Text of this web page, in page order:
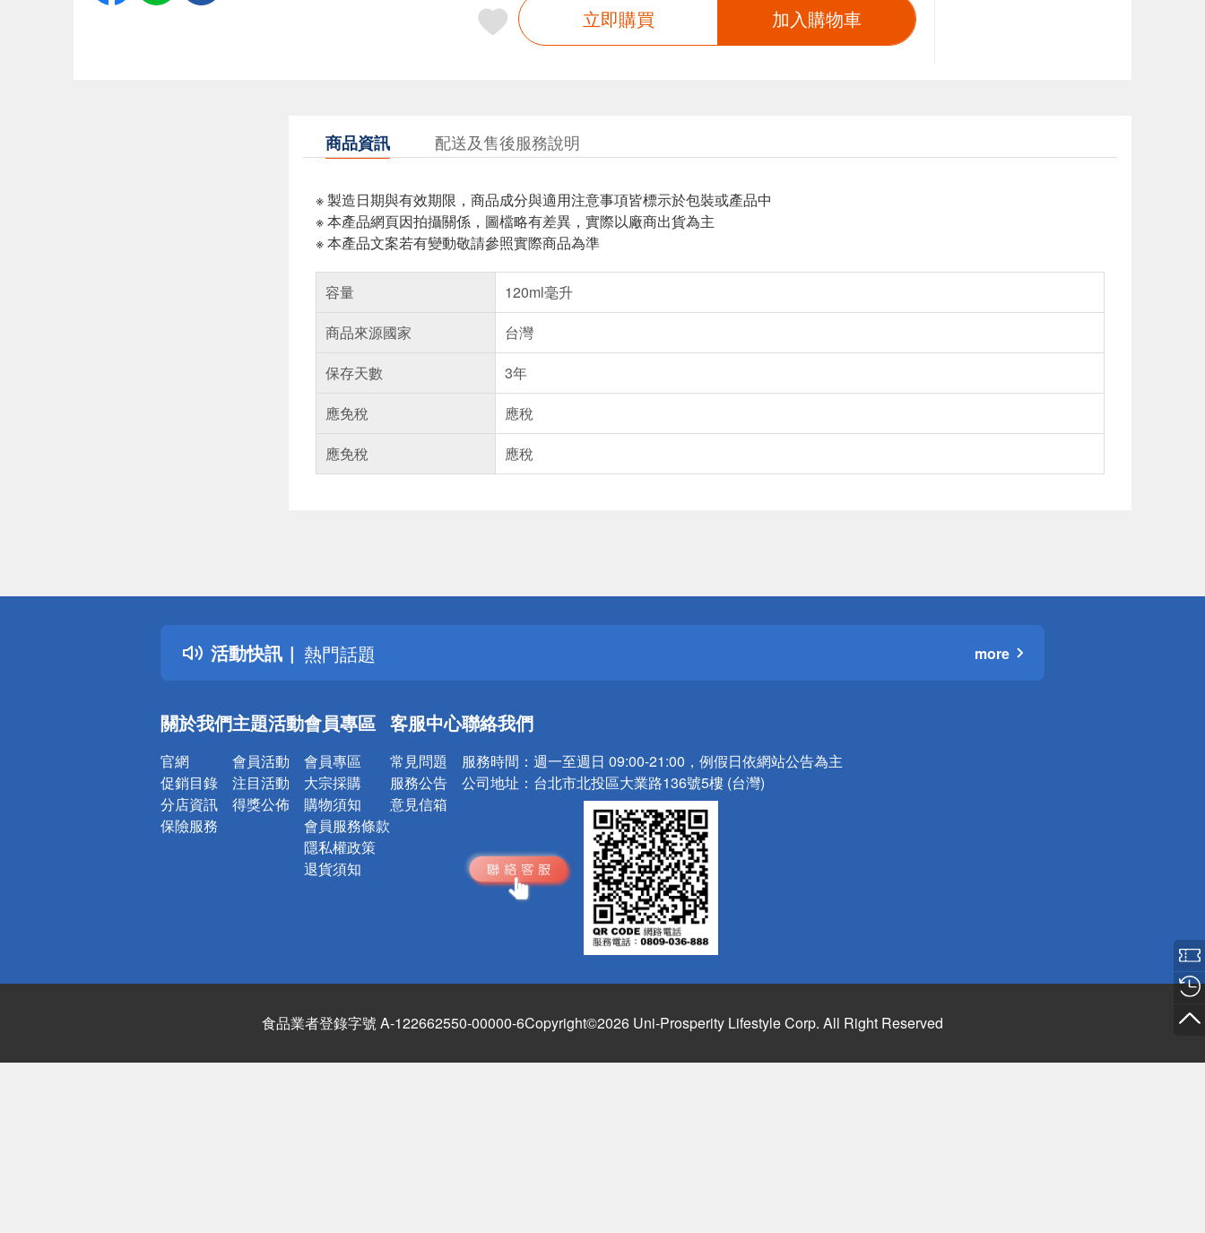
立即購買 加入購物車
商品資訊 配送及售後服務說明
※ 製造日期與有效期限，商品成分與適用注意事項皆標示於包裝或產品中
※ 本產品網頁因拍攝關係，圖檔略有差異，實際以廠商出貨為主
※ 本產品文案若有變動敬請參照實際商品為準
容量
120ml毫升
商品來源國家
台灣
保存天數
3年
應免稅
應稅
應免稅
應稅
活動快訊
詐騙網頁！請小心！
得獎公告
熱門話題
銀行優惠
詐騙網頁！請小心！
more
關於我們
官網
促銷目錄
分店資訊
保險服務
主題活動
會員活動
注目活動
得獎公佈
會員專區
會員專區
大宗採購
購物須知
會員服務條款
隱私權政策
退貨須知
客服中心
常見問題
服務公告
意見信箱
聯絡我們
服務時間： 週一至週日 09:00-21:00，例假日依網站公告為主
公司地址： 台北市北投區大業路136號5樓 (台灣)
食品業者登錄字號 A-122662550-00000-6Copyright©2026 Uni-Prosperity Lifestyle Corp. All Right Reserved